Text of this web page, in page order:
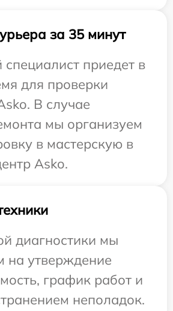
за 35 минут
специалист приедет в
для проверки
В случае
мы организуем
в мастерскую в
Asko.
диагностики мы
на утверждение
график работ и
неполадок.